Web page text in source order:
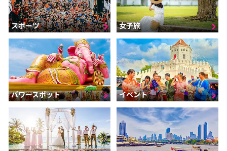
スポーツ 女子旅
パワースポット イベント